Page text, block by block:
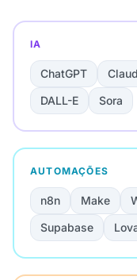
IA
ChatGPT
DALL-E
Sora
AUTOMAÇÕES
n8n Make
Supabase